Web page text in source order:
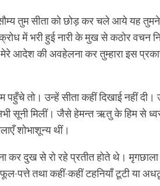
तुम सीता को छोड़ कर चले आये यह तुमने
क्रोध में भरी हुई नारी के मुख से कठोर वचन
मेरे आदेश की अवहेलना कर तुम्हारा इस
तो। उन्हें सीता कहीं दिखाई नहीं दी।
सूनी मिलीं। जैसे हेमन्त ऋतु के हिम से
शोभाशून्य थीं।
कर दुख से रो रहे प्रतीत होते थे।
तथा कहीं-कहीं टहनियाँ टूटी या